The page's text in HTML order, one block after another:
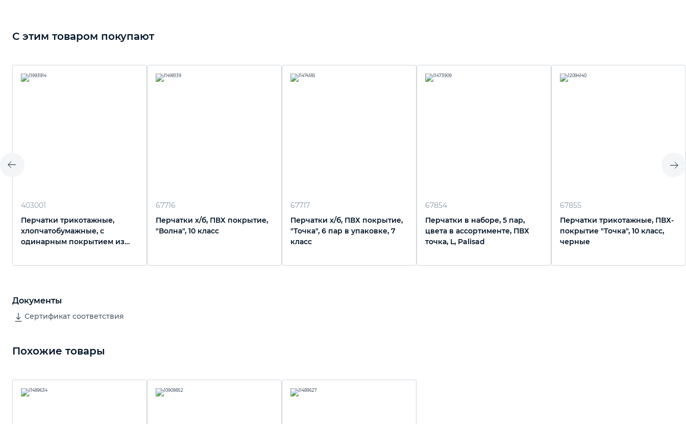
С этим товаром покупают
403001
Перчатки трикотажные,
хлопчатобумажные, с
одинарным покрытием из
67716
Перчатки х/б, ПВХ покрытие,
"Волна", 10 класс
67717
Перчатки х/б, ПВХ покрытие,
"Точка", 6 пар в упаковке, 7
класс
67854
Перчатки в наборе, 5 пар,
цвета в ассортименте, ПВХ
точка, L, Palisad
67855
Перчатки трикотажные, ПВХ-
покрытие "Точка", 10 класс,
черные
Документы
Сертификат соответствия
Похожие товары